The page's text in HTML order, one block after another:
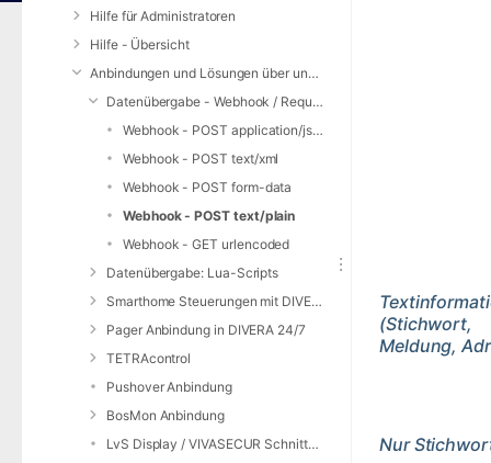
Hilfe für Administratoren
Hilfe - Übersicht
Anbindungen und Lösungen über unsere Web-Schnittstelle (REST-API)
Datenübergabe - Webhook / Request Service
Webhook - POST application/json
Webhook - POST text/xml
Webhook - POST form-data
Webhook - POST text/plain
Webhook - GET urlencoded
Datenübergabe: Lua-Scripts
Smarthome Steuerungen mit DIVERA 24/7
Pager Anbindung in DIVERA 24/7
TETRAcontrol
Pushover Anbindung
BosMon Anbindung
LvS Display / VIVASECUR Schnittstelle
(Stichwort,
Meldung,
Nur